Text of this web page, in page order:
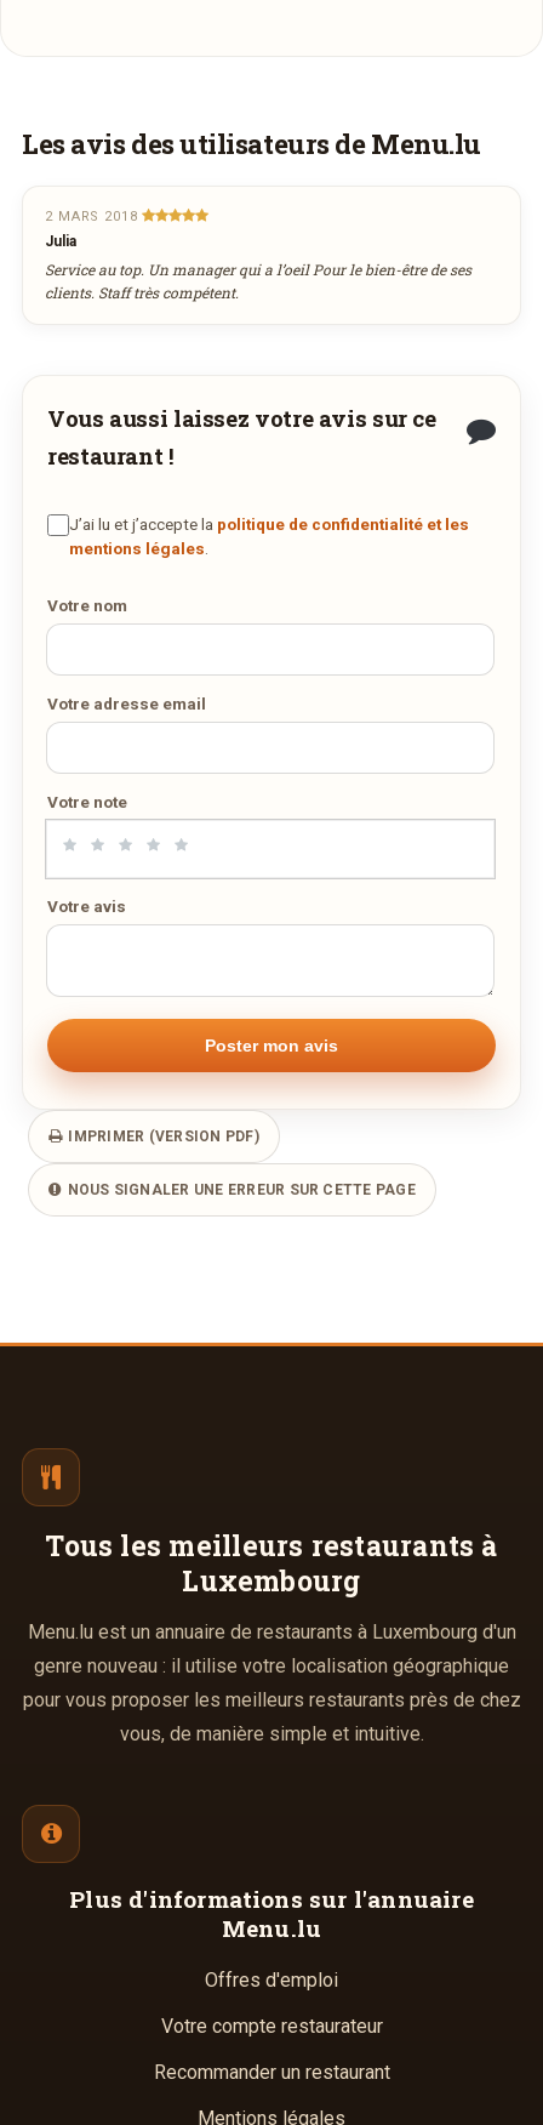
Vous aimeriez être livré ?
Vous adorez"The View" Brasserie & Baret
vous voudriez déguster ses plats à la maison ?
livraison en ligne. Demandez-lui de rejoindre
DÉCOUVRIR LA LIVRAISON
DES MILLIERS DE PLATS LIVRÉS AU LUXEMBOURG
Les avis des utilisateurs de Menu.lu
2 MARS 2018
Julia
Service au top. Un manager qui a l’oeil Pour le bien-être de ses
clients. Staff très compétent.
Vous aussi laissez votre avis sur ce
restaurant !
J’ai lu et j’accepte la politique de confidentialité et les
mentions légales
Votre nom
Votre adresse email
Votre note
Votre avis
IMPRIMER (VERSION PDF)
NOUS SIGNALER UNE ERREUR SUR CETTE PAGE
Tous les meilleurs restaurants à
Luxembourg
Menu.lu est un annuaire de restaurants à Luxembourg d'un
genre nouveau : il utilise votre localisation géographique
pour vous proposer les meilleurs restaurants près de chez
vous, de manière simple et intuitive.
Plus d'informations sur l'annuaire
Menu.lu
Offres d'emploi
Votre compte restaurateur
Recommander un restaurant
Mentions légales